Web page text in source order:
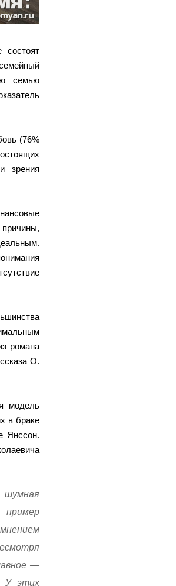
состоят
семью
(76%
зрения
романа
О.
модель
в браке
Янссон.
шумная
—
У этих